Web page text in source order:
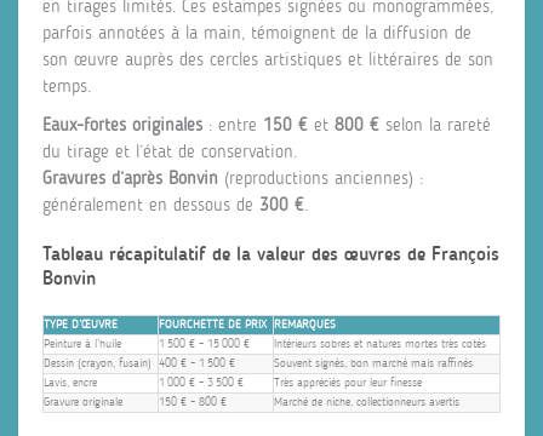
en tirages limités. Ces estampes signées ou monogrammées,
parfois annotées à la main, témoignent de la diffusion de
son œuvre auprès des cercles artistiques et littéraires de son
temps.
Eaux-fortes originales : entre 150 € et 800 € selon la rareté
du tirage et l’état de conservation.
Gravures d’après Bonvin (reproductions anciennes) :
généralement en dessous de 300 €.
Tableau récapitulatif de la valeur des œuvres de François
Bonvin
TYPE D’ŒUVRE FOURCHETTE DE PRIX REMARQUES
Peinture à l’huile
1 500 € – 15 000 €
Intérieurs sobres et natures mortes très cotés
Dessin (crayon, fusain) 400 € – 1 500 €
Souvent signés, bon marché mais raffinés
Lavis, encre
1 000 € – 3 500 €
Très appréciés pour leur finesse
Gravure originale
150 € – 800 € Marché de niche, collectionneurs avertis